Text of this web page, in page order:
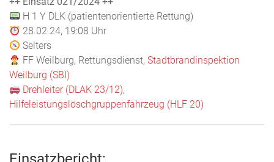
H 1 Y DLK (patientenorientierte Rettung)
28.02.24, 19:08 Uhr
Selters
FF Weilburg, Rettungsdienst,Stadtbrandinspektion
Weilburg (SBI)
Drehleiter (DLAK 23/12),
Hilfeleistungslöschgruppenfahrzeug (HLF 20)